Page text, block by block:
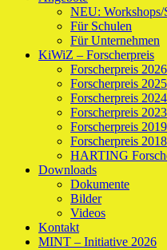
NEU: Workshops/
Für Schulen
Für Unternehmen
KiWiZ – Forscherpreis
Forscherpreis 2026
Forscherpreis 2025
Forscherpreis 2024
Forscherpreis 2023
Forscherpreis 2019
Forscherpreis 2018
HARTING
Downloads
Dokumente
Bilder
Videos
Kontakt
MINT – Initiative 2026